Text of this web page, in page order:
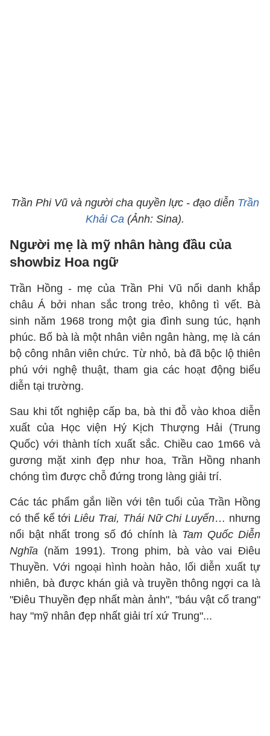
Trần Phi Vũ và người cha quyền lực - đạo diễn Trần
Khải Ca (Ảnh: Sina).
Người mẹ là mỹ nhân hàng đầu của
showbiz Hoa ngữ
Trần Hồng - mẹ của Trần Phi Vũ nổi danh khắp
châu Á bởi nhan sắc trong trẻo, không tì vết. Bà
sinh năm 1968 trong một gia đình sung túc, hạnh
phúc. Bố bà là một nhân viên ngân hàng, mẹ là cán
bộ công nhân viên chức. Từ nhỏ, bà đã bộc lộ thiên
phú với nghệ thuật, tham gia các hoạt động biểu
diễn tại trường.
Sau khi tốt nghiệp cấp ba, bà thi đỗ vào khoa diễn
xuất của Học viện Hý Kịch Thượng Hải (Trung
Quốc) với thành tích xuất sắc. Chiều cao 1m66 và
gương mặt xinh đẹp như hoa, Trần Hồng nhanh
chóng tìm được chỗ đứng trong làng giải trí.
Các tác phẩm gắn liền với tên tuổi của Trần Hồng
có thể kể tớiLiêu Trai, Thái Nữ Chi Luyến… nhưng
nổi bật nhất trong số đó chính là Tam Quốc Diễn
Nghĩa (năm 1991). Trong phim, bà vào vai Điêu
Thuyền. Với ngoại hình hoàn hảo, lối diễn xuất tự
nhiên, bà được khán giả và truyền thông ngợi ca là
"Điêu Thuyền đẹp nhất màn ảnh", "báu vật cổ trang"
hay "mỹ nhân đẹp nhất giải trí xứ Trung"...